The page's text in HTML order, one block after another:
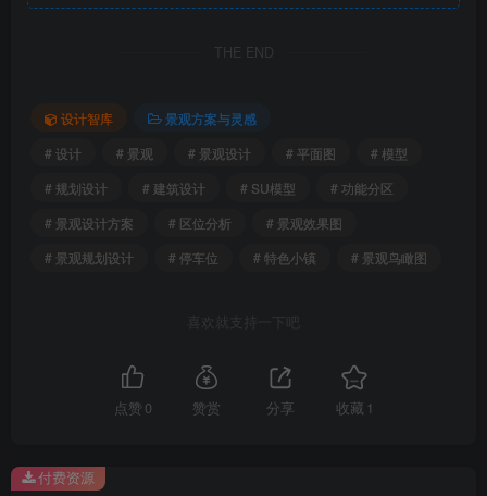
桃花源特色小镇景观设计方案文本（附SU模型）
景观效果图
THE END
设计智库
景观方案与灵感
# 设计
# 景观 # 景观设计 # 平面图
# 模型
# 规划设计
# 建筑设计 # SU模型
# 功能分区
# 景观设计方案
# 区位分析
# 景观效果图
# 景观规划设计
# 停车位 # 特色小镇 # 景观鸟瞰图
喜欢就支持一下吧
点赞 0 赞赏 分享 收藏 1
付费资源